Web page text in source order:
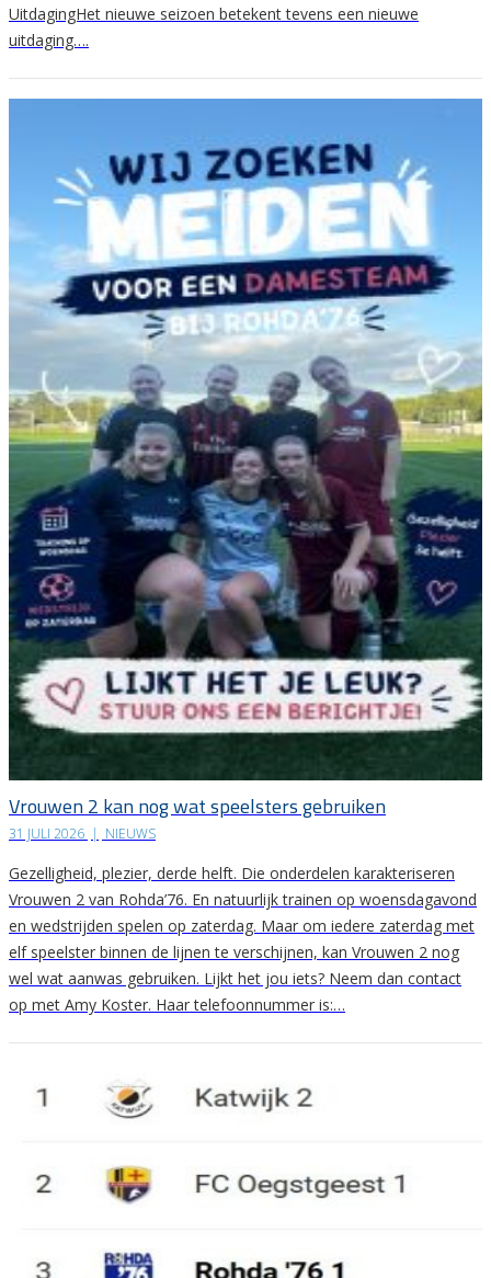
UitdagingHet nieuwe seizoen betekent tevens een nieuwe
uitdaging….
Vrouwen 2 kan nog wat speelsters gebruiken
31 JULI 2026 | NIEUWS
Gezelligheid, plezier, derde helft. Die onderdelen karakteriseren
Vrouwen 2 van Rohda’76. En natuurlijk trainen op woensdagavond
en wedstrijden spelen op zaterdag. Maar om iedere zaterdag met
elf speelster binnen de lijnen te verschijnen, kan Vrouwen 2 nog
wel wat aanwas gebruiken. Lijkt het jou iets? Neem dan contact
op met Amy Koster. Haar telefoonnummer is:…